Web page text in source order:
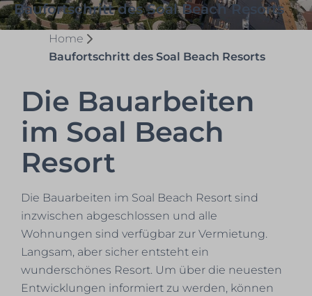
Baufortschritt des Soal Beach Resorts
Home
Baufortschritt des Soal Beach Resorts
Die Bauarbeiten
im Soal Beach
Resort
Die Bauarbeiten im Soal Beach Resort sind
inzwischen abgeschlossen und alle
Wohnungen sind verfügbar zur Vermietung.
Langsam, aber sicher entsteht ein
wunderschönes Resort. Um über die neuesten
Entwicklungen informiert zu werden, können